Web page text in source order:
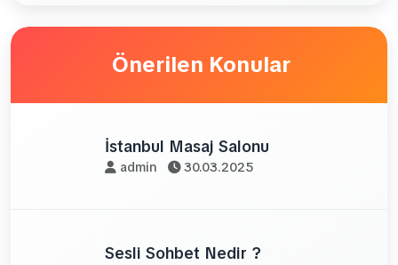
Önerilen Konular
İstanbul Masaj Salonu
admin 30.03.2025
Sesli Sohbet Nedir ?